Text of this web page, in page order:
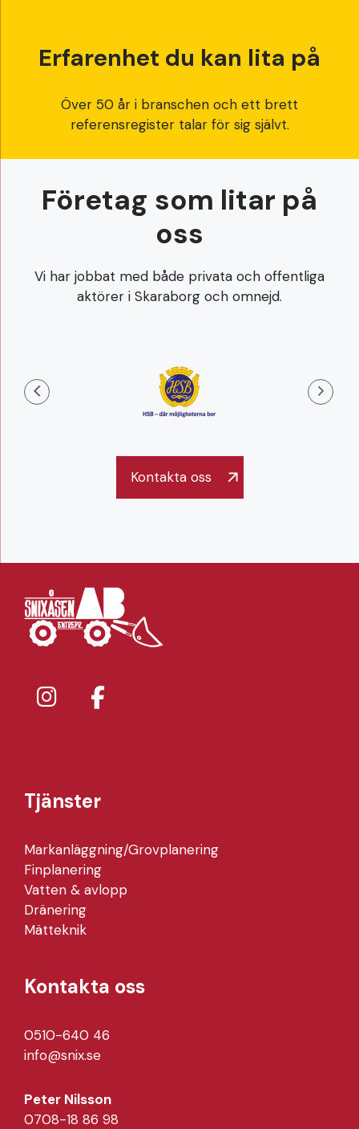
Erfarenhet du kan lita på
Över 50 år i branschen och ett brett
referensregister talar för sig självt.
Företag som litar på
oss
Vi har jobbat med både privata och offentliga
aktörer i Skaraborg och omnejd.
Kontakta oss
Tjänster
Markanläggning/Grovplanering
Finplanering
Vatten & avlopp
Dränering
Mätteknik
Kontakta oss
0510-640 46
info@snix.se
Peter Nilsson
0708-18 86 98